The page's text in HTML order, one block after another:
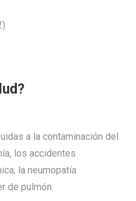
a la contaminación del
los accidentes
la neumopatía
de pulmón.